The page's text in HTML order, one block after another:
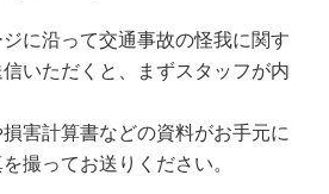
に沿って交通事故の怪我に関す
いただくと、まずスタッフが内
害計算書などの資料がお手元に
撮ってお送りください。